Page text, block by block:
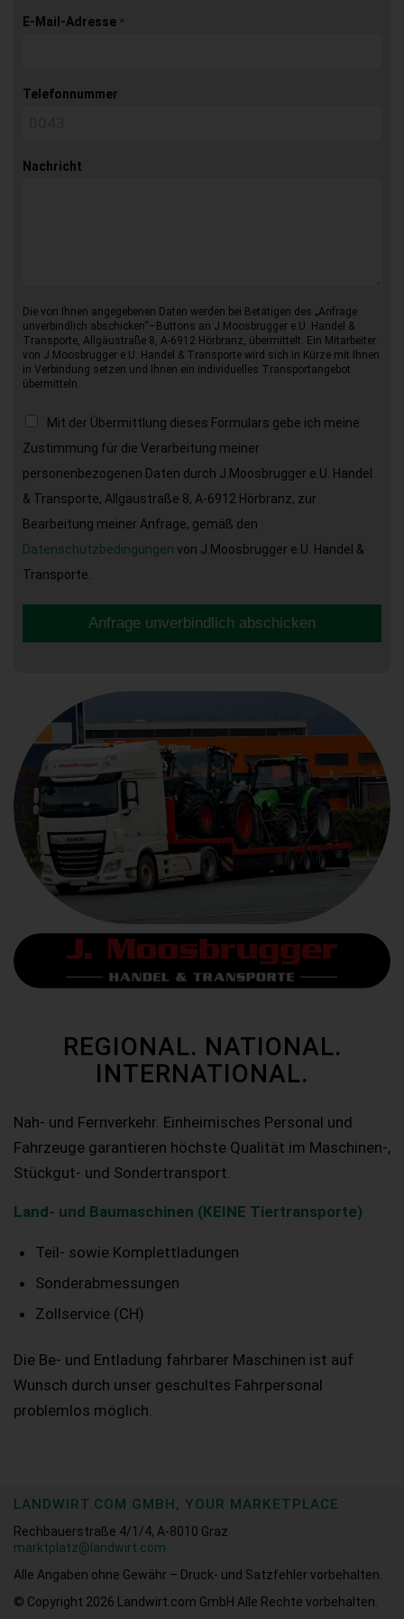
E-Mail-Adresse *
Telefonnummer
Nachricht
Die von Ihnen angegebenen Daten werden bei Betätigen des „Anfrage
unverbindlich abschicken“–Buttons an J.Moosbrugger e.U. Handel &
Transporte, Allgäustraße 8, A-6912 Hörbranz, übermittelt. Ein Mitarbeiter
von J.Moosbrugger e.U. Handel & Transporte wird sich in Kürze mit Ihnen
in Verbindung setzen und Ihnen ein individuelles Transportangebot
übermitteln.
Mit der Übermittlung dieses Formulars gebe ich meine
Zustimmung für die Verarbeitung meiner
personenbezogenen Daten durch J.Moosbrugger e.U. Handel
& Transporte, Allgäustraße 8, A-6912 Hörbranz, zur
Bearbeitung meiner Anfrage, gemäß den
Datenschutzbedingungen von J.Moosbrugger e.U. Handel &
Transporte.
Anfrage unverbindlich abschicken
REGIONAL. NATIONAL.
INTERNATIONAL.
Nah- und Fernverkehr. Einheimisches Personal und
Fahrzeuge garantieren höchste Qualität im Maschinen-,
Stückgut- und Sondertransport.
Land- und Baumaschinen (KEINE Tiertransporte)
Teil- sowie Komplettladungen
Sonderabmessungen
Zollservice (CH)
Die Be- und Entladung fahrbarer Maschinen ist auf
Wunsch durch unser geschultes Fahrpersonal
problemlos möglich.
LANDWIRT.COM GMBH, YOUR MARKETPLACE
Rechbauerstraße 4/1/4, A-8010 Graz
marktplatz@landwirt.com
Alle Angaben ohne Gewähr – Druck- und Satzfehler vorbehalten.
© Copyright 2026
Landwirt.com GmbH Alle Rechte vorbehalten.